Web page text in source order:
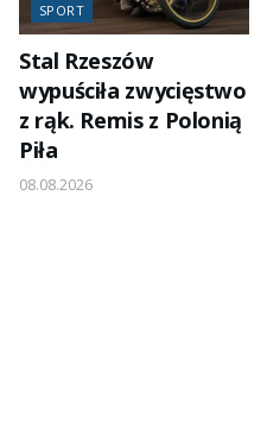
SPORT
Stal Rzeszów
wypuściła zwycięstwo
z rąk. Remis z Polonią
Piła
08.08.2026